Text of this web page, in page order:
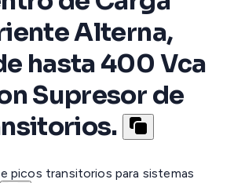
Alterna,
hasta 400 Vca
Supresor de
picos transitorios para sistemas